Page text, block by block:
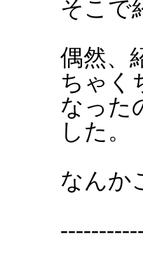
そこで
偶然、
ちゃく
なった
した。
なんか